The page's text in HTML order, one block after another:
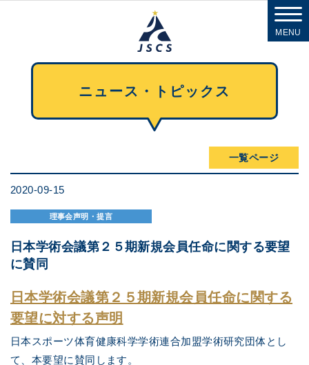
MENU
ニュース・トピックス
一覧ページ
2020-09-15
理事会声明・提言
日本学術会議第２５期新規会員任命に関する要望
に賛同
日本学術会議第２５期新規会員任命に関する
要望に対する声明
日本スポーツ体育健康科学学術連合加盟学術研究団体とし
て、本要望に賛同します。